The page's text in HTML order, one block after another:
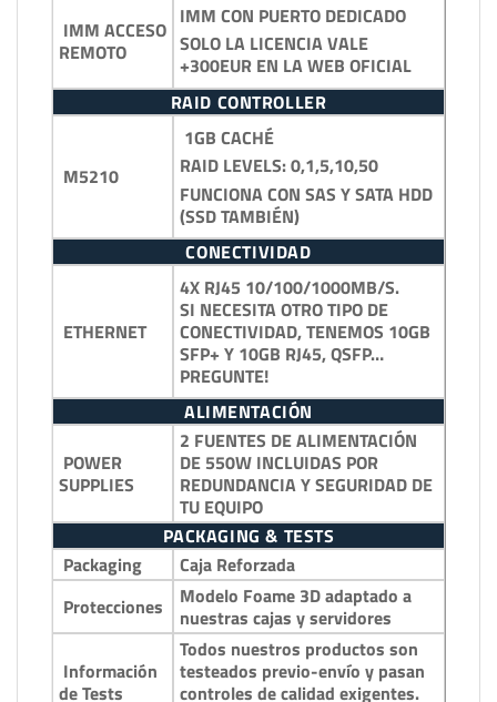
IMM ACCESO
REMOTO
IMM CON PUERTO DEDICADO
SOLO LA LICENCIA VALE
+300EUR EN LA WEB OFICIAL
RAID CONTROLLER
M5210
1GB CACHÉ
RAID LEVELS: 0,1,5,10,50
FUNCIONA CON SAS Y SATA HDD
(SSD TAMBIÉN)
CONECTIVIDAD
ETHERNET
4X RJ45 10/100/1000MB/S.
SI NECESITA OTRO TIPO DE
CONECTIVIDAD, TENEMOS 10GB
SFP+ Y 10GB RJ45, QSFP…
PREGUNTE!
ALIMENTACIÓN
POWER
SUPPLIES
2 FUENTES DE ALIMENTACIÓN
DE 550W INCLUIDAS POR
REDUNDANCIA Y SEGURIDAD DE
TU EQUIPO
PACKAGING & TESTS
Packaging
Caja Reforzada
Protecciones
Modelo Foame 3D adaptado a
nuestras cajas y servidores
Información
de Tests
Todos nuestros productos son
testeados previo-envío y pasan
controles de calidad exigentes.